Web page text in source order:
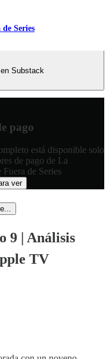
Series
Substack
pago
está disponible solo
de pago de La
de Series
ver
9 | Análisis
TV